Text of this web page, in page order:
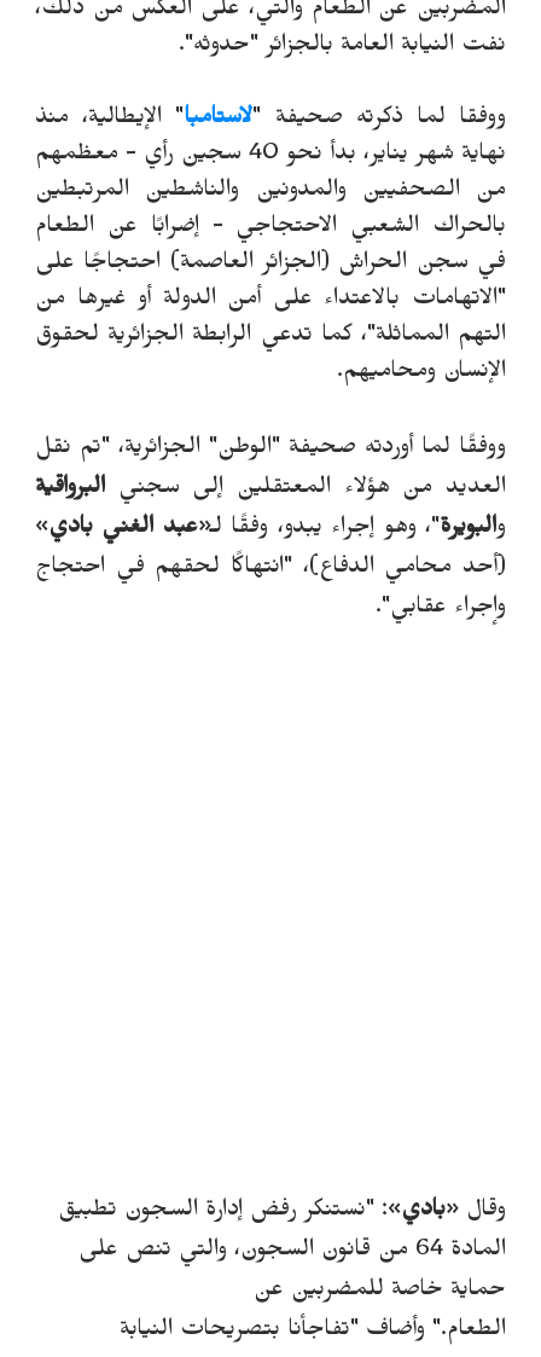
المضربين عن الطعام والتي، على العكس من ذلك،
نفت النيابة العامة بالجزائر "حدوثه".
ووفقا لما ذكرته صحيفة "لاستامبا" الإيطالية، منذ
نهاية شهر يناير، بدأ نحو 40 سجين رأي - معظمهم
من الصحفيين والمدونين والناشطين المرتبطين
بالحراك الشعبي الاحتجاجي - إضرابًا عن الطعام
في سجن الحراش (الجزائر العاصمة) احتجاجًا على
"الاتهامات بالاعتداء على أمن الدولة أو غيرها من
التهم المماثلة"، كما تدعي الرابطة الجزائرية لحقوق
الإنسان ومحاميهم.
ووفقًا لما أوردته صحيفة "الوطن" الجزائرية، "تم نقل
العديد من هؤلاء المعتقلين إلى سجنيالبرواقية
والبويرة"، وهو إجراء يبدو، وفقًا لـ«عبد الغني بادي»
(أحد محامي الدفاع)، "انتهاكًا لحقهم في احتجاج
وإجراء عقابي".
وقال «بادي»: "نستنكر رفض إدارة السجون تطبيق
المادة 64 من قانون السجون، والتي تنص على
حماية خاصة للمضربين عن
الطعام." وأضاف "تفاجأنا بتصريحات النيابة